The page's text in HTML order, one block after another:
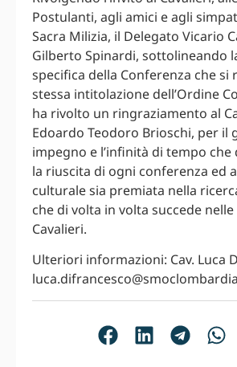
Postulanti, agli amici e agli
Sacra Milizia, il Delegato Vicario
Gilberto Spinardi, sottolineando
specifica della Conferenza che si
stessa intitolazione dell’Ordine
ha rivolto un ringraziamento al
Edoardo Teodoro Brioschi, per il
impegno e l’infinità di tempo che
la riuscita di ogni conferenza ed
culturale sia premiata nella
che di volta in volta succede nelle
Cavalieri.
Ulteriori informazioni: Cav. Luca